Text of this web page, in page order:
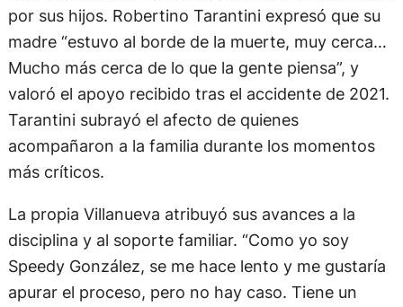
por sus hijos. Robertino Tarantini expresó que su
madre “estuvo al borde de la muerte, muy cerca…
Mucho más cerca de lo que la gente piensa”, y
valoró el apoyo recibido tras el accidente de 2021.
Tarantini subrayó el afecto de quienes
acompañaron a la familia durante los momentos
más críticos.
La propia Villanueva atribuyó sus avances a la
disciplina y al soporte familiar. “Como yo soy
Speedy González, se me hace lento y me gustaría
apurar el proceso, pero no hay caso. Tiene un